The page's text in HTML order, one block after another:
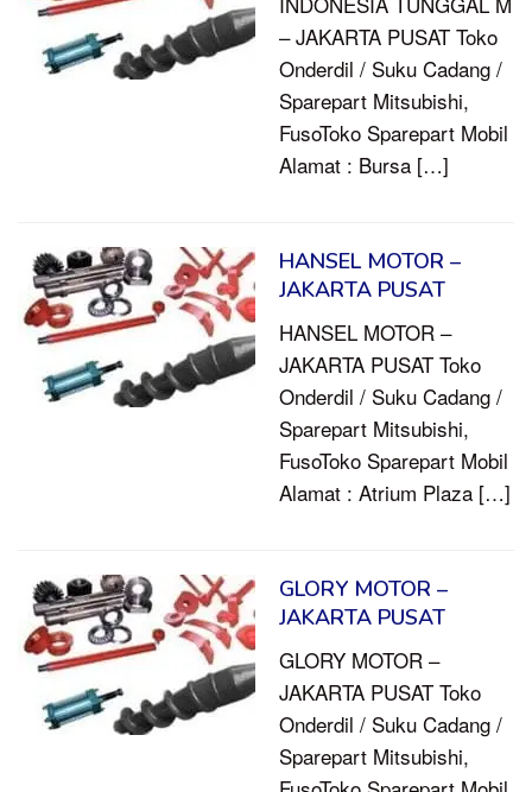
– JAKARTA PUSAT Toko
Onderdil / Suku Cadang /
Sparepart Mitsubishi,
FusoToko Sparepart Mobil
Alamat : Bursa […]
HANSEL MOTOR –
JAKARTA PUSAT
HANSEL MOTOR –
JAKARTA PUSAT Toko
Onderdil / Suku Cadang /
Sparepart Mitsubishi,
FusoToko Sparepart Mobil
Alamat : Atrium Plaza […]
GLORY MOTOR –
JAKARTA PUSAT
GLORY MOTOR –
JAKARTA PUSAT Toko
Onderdil / Suku Cadang /
Sparepart Mitsubishi,